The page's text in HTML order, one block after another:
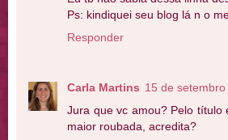
Ps: kindiquei seu blog lá n o
Responder
Carla Martins 15 de
Jura que vc amou? Pelo título
maior roubada, acredita?